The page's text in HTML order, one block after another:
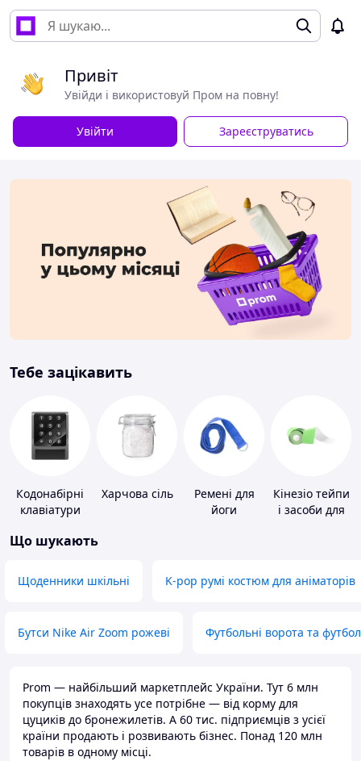
Привіт
Увійди і використовуй Пром на повну!
Увійти Зареєструватись
Тебе зацікавить
Кодонабірні
клавіатури
Харчова сіль
Ремені для
йоги
Кінезіо тейпи
і засоби для
Що шукають
Щоденники шкільні K-pop румі костюм для аніматорів
Бутси Nike Air Zoom рожеві Футбольні ворота та
Prom — найбільший маркетплейс України. Тут 6 млн
покупців знаходять усе потрібне — від корму для
цуциків до бронежилетів. А 60 тис. підприємців з усієї
країни продають і розвивають бізнес. Понад 120 млн
товарів в одному місці.